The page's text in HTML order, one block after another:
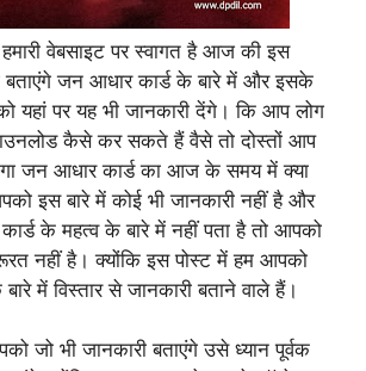
वेबसाइट पर स्वागत है आज की इस
जन आधार कार्ड के बारे में और इसके
यहां पर यह भी जानकारी देंगे। कि आप लोग
कैसे कर सकते हैं वैसे तो दोस्तों आप
जन आधार कार्ड का आज के समय में क्या
इस बारे में कोई भी जानकारी नहीं है और
के महत्व के बारे में नहीं पता है तो आपको
नहीं है। क्योंकि इस पोस्ट में हम आपको
में विस्तार से जानकारी बताने वाले हैं।
जो भी जानकारी बताएंगे उसे ध्यान पूर्वक